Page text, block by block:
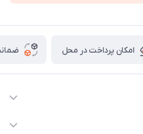
امکان پرداخت در محل